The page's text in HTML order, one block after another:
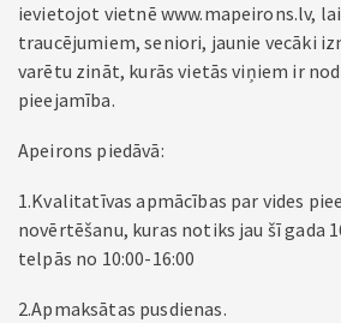
ievietojot vietnē www.mapeirons.lv,
traucējumiem, seniori, jaunie vecāki
varētu zināt, kurās vietās viņiem ir
pieejamība.
Apeirons piedāvā:
1.Kvalitatīvas apmācības par vides
novērtēšanu, kuras notiks jau šī gada
telpās no 10:00-16:00
2.Apmaksātas pusdienas.